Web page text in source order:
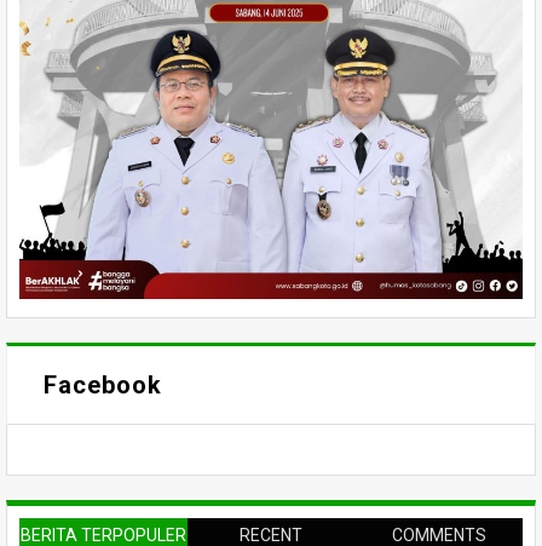
Facebook
BERITA TERPOPULER RECENT COMMENTS